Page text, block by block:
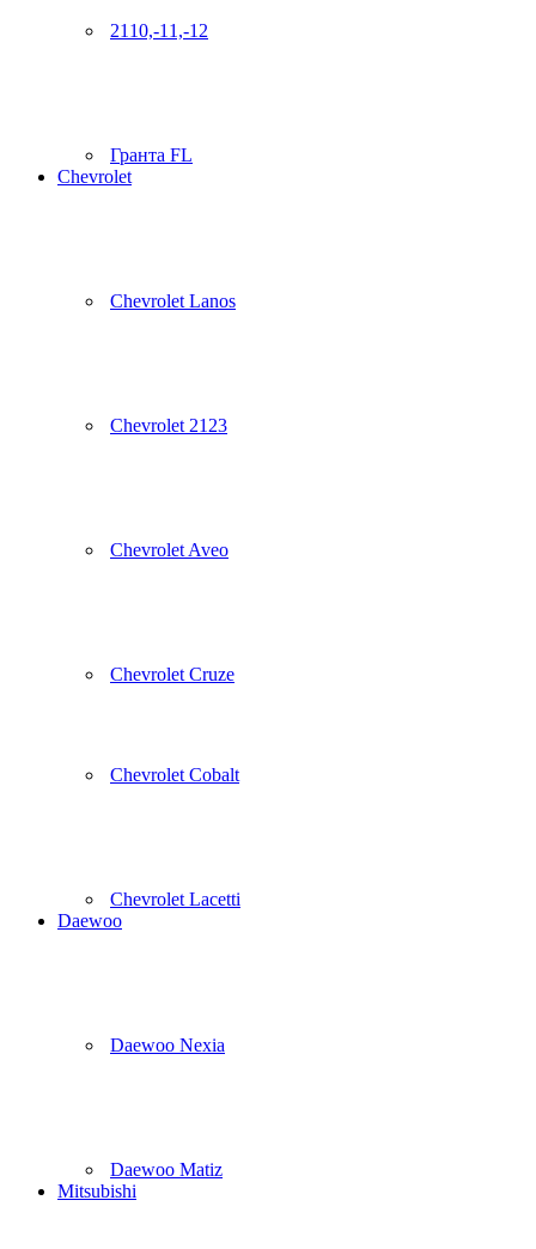
2110,-11,-12
Гранта FL
Chevrolet
Chevrolet Lanos
Chevrolet 2123
Chevrolet Aveo
Chevrolet Cruze
Chevrolet Cobalt
Chevrolet Lacetti
Daewoo
Daewoo Nexia
Daewoo Matiz
Mitsubishi